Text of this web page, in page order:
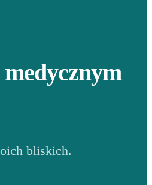
bliskich.